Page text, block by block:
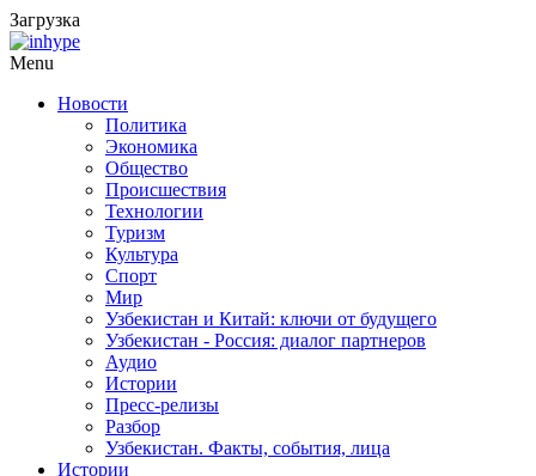
Загрузка
Menu
Новости
Политика
Экономика
Общество
Происшествия
Технологии
Туризм
Культура
Спорт
Мир
Узбекистан и Китай: ключи от будущего
Узбекистан - Россия: диалог партнеров
Аудио
Истории
Пресс-релизы
Разбор
Узбекистан. Факты, события, лица
Истории